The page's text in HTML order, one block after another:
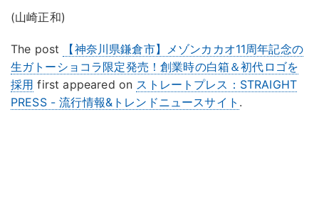
(山崎正和)
The post
【神奈川県鎌倉市】メゾンカカオ11周年記念の
生ガトーショコラ限定発売！創業時の白箱＆初代ロゴを
採用 first appeared on ストレートプレス：STRAIGHT
PRESS - 流行情報&トレンドニュースサイト .